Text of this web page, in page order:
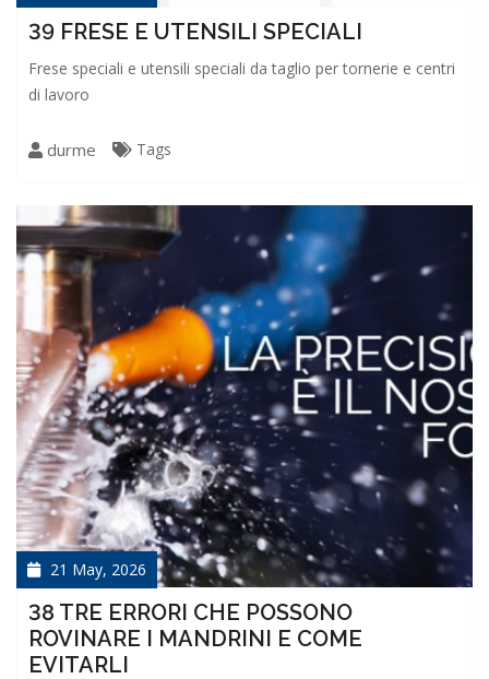
39 FRESE E UTENSILI SPECIALI
Frese speciali e utensili speciali da taglio per tornerie e centri
di lavoro
durme Tags
21 May, 2026
38 TRE ERRORI CHE POSSONO
ROVINARE I MANDRINI E COME
EVITARLI